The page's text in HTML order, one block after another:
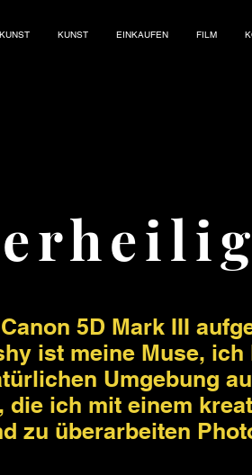
KUNST KUNST EINKAUFEN FILM
5D Mark III
ist meine Muse,
Umgebung
ich mit einem
zu überarbeiten